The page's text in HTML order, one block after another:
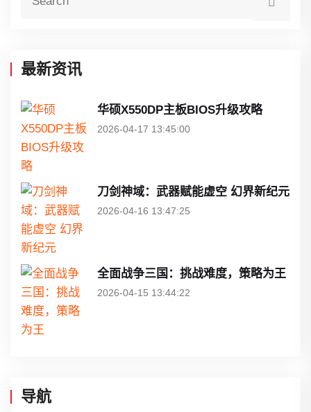
最新资讯
华硕X550DP主板BIOS升级攻略
2026-04-17 13:45:00
刀剑神域：武器赋能虚空 幻界新纪元
2026-04-16 13:47:25
全面战争三国：挑战难度，策略为王
2026-04-15 13:44:22
导航